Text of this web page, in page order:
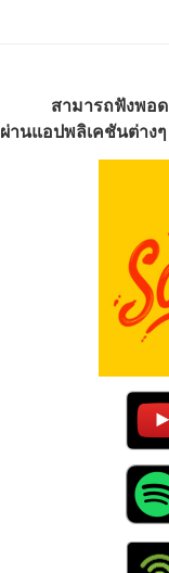
สามารถฟังพอ
ผ่านแอปพลิเคชันต่าง